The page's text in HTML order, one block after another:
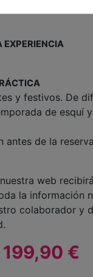
EXPERIENCIA
y festivos. De
de esquí
antes de la
web
la información
colaborador y
199,90 €